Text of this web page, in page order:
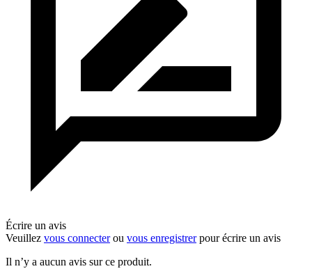
Écrire un avis
Veuillez vous connecterou vous enregistrerpour écrire un avis
Il n’y a aucun avis sur ce produit.